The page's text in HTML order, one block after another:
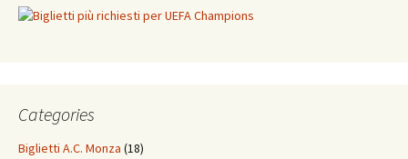
Categories
Biglietti A.C. Monza (18)